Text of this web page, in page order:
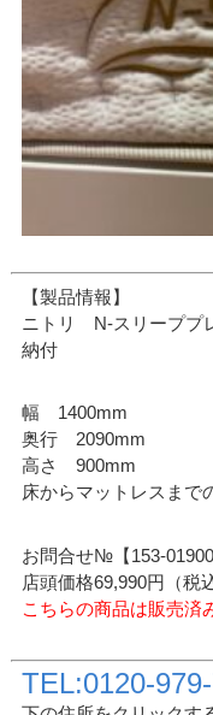
【製品情報】
ニトリ N-スリーププ
納付
幅 1400mm
奥行 2090mm
高さ 900mm
床からマットレスま
お問合せ№【153-
店頭価格69,990円（税
こちらの商品は販売済
TEL:0120-